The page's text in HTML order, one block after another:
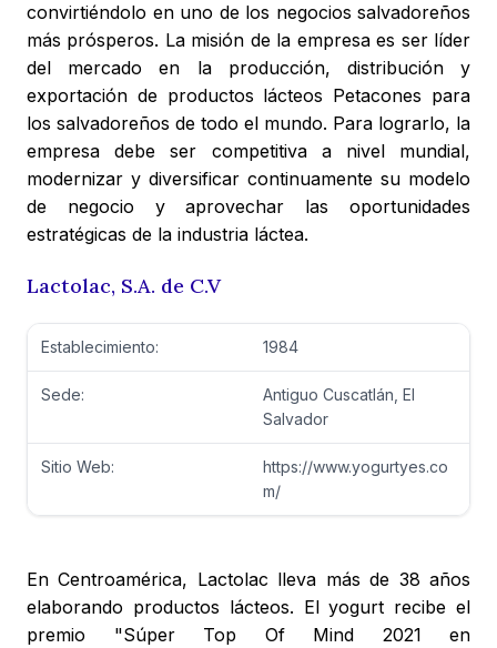
convirtiéndolo en uno de los negocios salvadoreños
más prósperos. La misión de la empresa es ser líder
del mercado en la producción, distribución y
exportación de productos lácteos Petacones para
los salvadoreños de todo el mundo. Para lograrlo, la
empresa debe ser competitiva a nivel mundial,
modernizar y diversificar continuamente su modelo
de negocio y aprovechar las oportunidades
estratégicas de la industria láctea.
Lactolac, S.A. de C.V
Establecimiento: 1984
Sede:
Antiguo Cuscatlán, El
Salvador
Sitio Web:
https://www.yogurtyes.co
m/
En Centroamérica, Lactolac lleva más de 38 años
elaborando productos lácteos. El yogurt recibe el
premio "Súper Top Of Mind 2021 en